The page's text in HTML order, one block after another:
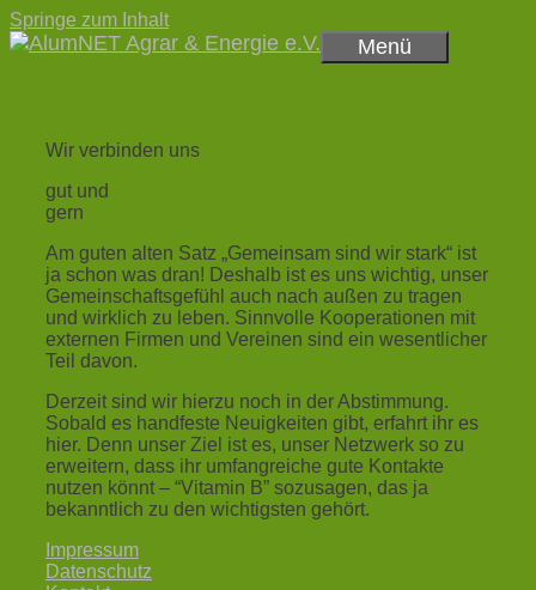
Springe zum Inhalt
Menü
Wir verbinden uns
gut und
gern
Am guten alten Satz „Gemeinsam sind wir stark“ ist
ja schon was dran! Deshalb ist es uns wichtig, unser
Gemeinschaftsgefühl auch nach außen zu tragen
und wirklich zu leben. Sinnvolle Kooperationen mit
externen Firmen und Vereinen sind ein wesentlicher
Teil davon.
Derzeit sind wir hierzu noch in der Abstimmung.
Sobald es handfeste Neuigkeiten gibt, erfahrt ihr es
hier. Denn unser Ziel ist es, unser Netzwerk so zu
erweitern, dass ihr umfangreiche gute Kontakte
nutzen könnt – “Vitamin B” sozusagen, das ja
bekanntlich zu den wichtigsten gehört.
Impressum
Datenschutz